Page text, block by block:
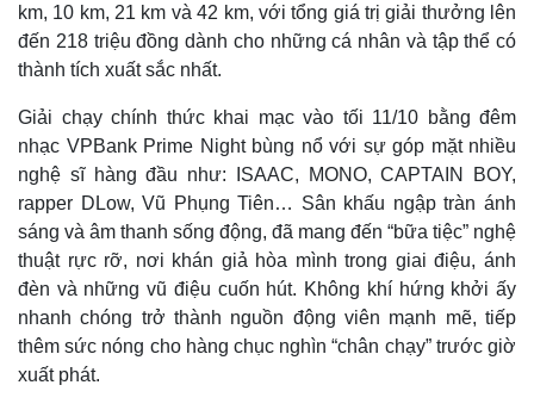
km, 10 km, 21 km và 42 km, với tổng giá trị giải thưởng lên
đến 218 triệu đồng dành cho những cá nhân và tập thể có
thành tích xuất sắc nhất.
Giải chạy chính thức khai mạc vào tối 11/10 bằng đêm
nhạc VPBank Prime Night bùng nổ với sự góp mặt nhiều
nghệ sĩ hàng đầu như: ISAAC, MONO, CAPTAIN BOY,
rapper DLow, Vũ Phụng Tiên… Sân khấu ngập tràn ánh
sáng và âm thanh sống động, đã mang đến “bữa tiệc” nghệ
thuật rực rỡ, nơi khán giả hòa mình trong giai điệu, ánh
đèn và những vũ điệu cuốn hút. Không khí hứng khởi ấy
nhanh chóng trở thành nguồn động viên mạnh mẽ, tiếp
thêm sức nóng cho hàng chục nghìn “chân chạy” trước giờ
xuất phát.